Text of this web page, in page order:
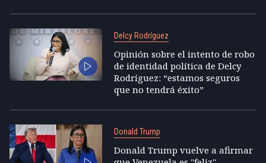
Delcy Rodríguez
Opinión sobre el intento de robo
de identidad política de Delcy
Rodríguez: “estamos seguros
que no tendrá éxito”
Donald Trump
Donald Trump vuelve a afirmar